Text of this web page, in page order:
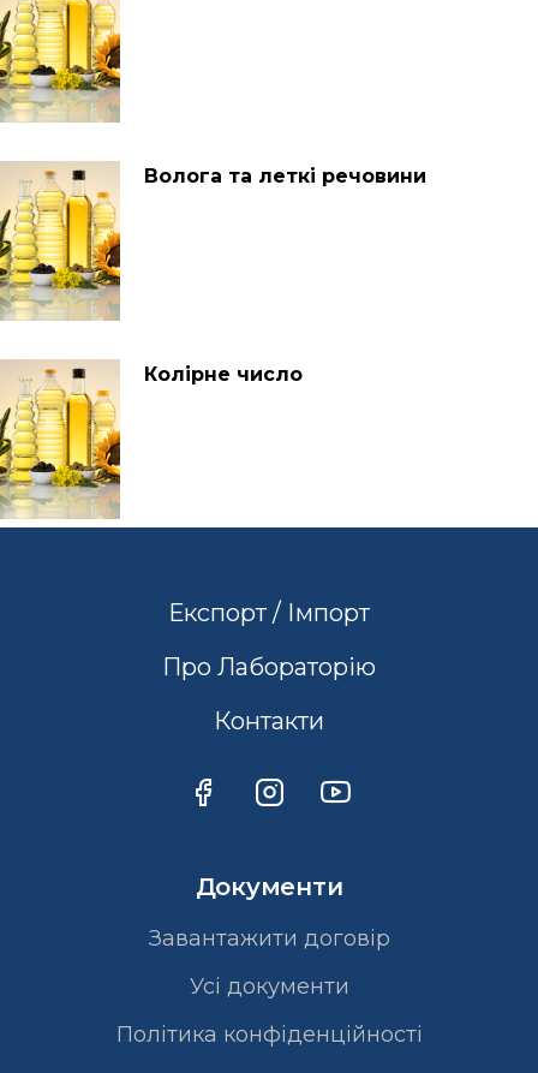
Волога та леткі речовини
Колірне число
Експорт / Імпорт
Про Лабораторію
Контакти
Документи
Завантажити договір
Усі документи
Політика конфіденційності